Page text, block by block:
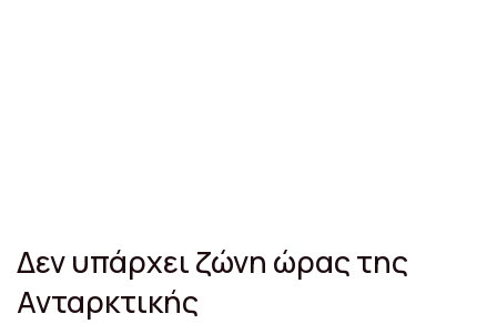
Δεν υπάρχει ζώνη ώρας της
Ανταρκτικής